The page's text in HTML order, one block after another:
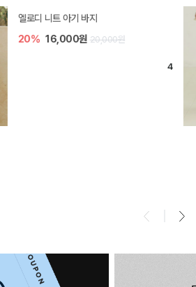
엘로디 니트 아기 바지
20% 16,000원 20,000원